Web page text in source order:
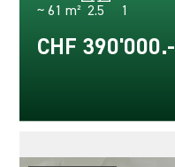
~ 61 m² 2.5 1
CHF 390'000.-